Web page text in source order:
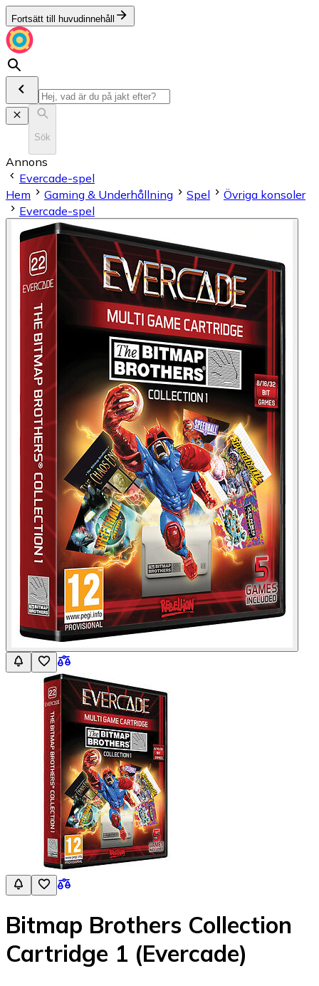
Fortsätt till huvudinnehåll
Sök
Annons
Evercade-spel
Hem
Gaming & Underhållning Spel
Övriga konsoler
Evercade-spel
Bitmap Brothers Collection
Cartridge 1 (Evercade)